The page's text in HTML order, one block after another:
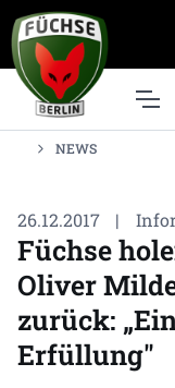
NEWS
26.12.2017 |
Füchse
Oliver
zurück:
Erfüllung"